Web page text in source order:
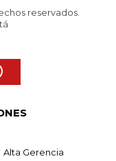
reservados.
Alta Gerencia